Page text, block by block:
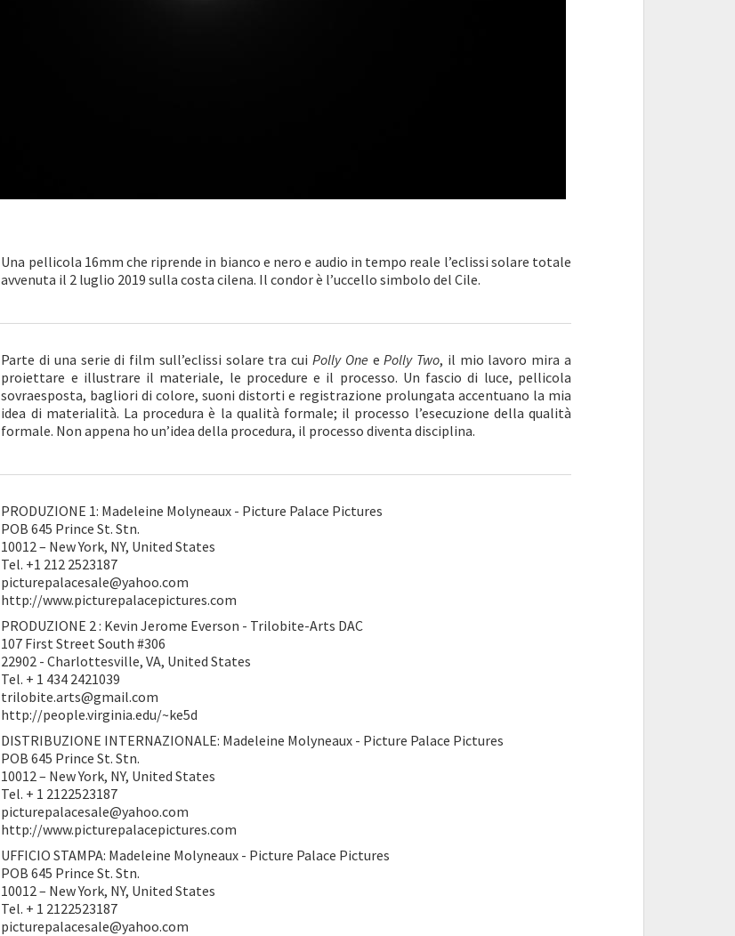
Una pellicola 16mm che riprende in bianco e nero e audio in tempo reale l’eclissi solare totale
avvenuta il 2 luglio 2019 sulla costa cilena. Il condor è l’uccello simbolo del Cile.
Parte di una serie di film sull’eclissi solare tra cuiPolly One ePolly Two, il mio lavoro mira a
proiettare e illustrare il materiale, le procedure e il processo. Un fascio di luce, pellicola
sovraesposta, bagliori di colore, suoni distorti e registrazione prolungata accentuano la mia
idea di materialità. La procedura è la qualità formale; il processo l’esecuzione della qualità
formale. Non appena ho un’idea della procedura, il processo diventa disciplina.
PRODUZIONE 1: Madeleine Molyneaux - Picture Palace Pictures
POB 645 Prince St. Stn.
10012 – New York, NY, United States
Tel. +1 212 2523187
picturepalacesale@yahoo.com
http://www.picturepalacepictures.com
PRODUZIONE 2 : Kevin Jerome Everson - Trilobite-Arts DAC
107 First Street South #306
22902 - Charlottesville, VA, United States
Tel. + 1 434 2421039
trilobite.arts@gmail.com
http://people.virginia.edu/~ke5d
DISTRIBUZIONE INTERNAZIONALE: Madeleine Molyneaux - Picture Palace Pictures
POB 645 Prince St. Stn.
10012 – New York, NY, United States
Tel. + 1 2122523187
picturepalacesale@yahoo.com
http://www.picturepalacepictures.com
UFFICIO STAMPA: Madeleine Molyneaux - Picture Palace Pictures
POB 645 Prince St. Stn.
10012 – New York, NY, United States
Tel. + 1 2122523187
picturepalacesale@yahoo.com